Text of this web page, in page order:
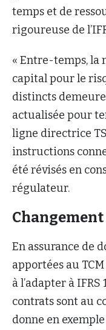
temps et de
rigoureuse de
« Entre-temps, la
capital pour le
distincts
actualisée pour
ligne directrice
instructions
été révisés en
régulateur.
En assurance de
apportées au
à l’adapter à IFRS
contrats sont au
donne en